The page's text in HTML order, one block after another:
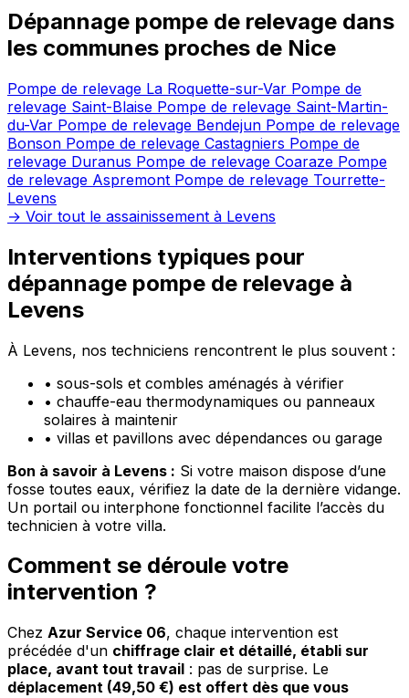
Dépannage pompe de relevage dans
les communes proches de Nice
Pompe de relevage La Roquette-sur-Var Pompe de
relevage Saint-Blaise Pompe de relevage Saint-Martin-
du-Var Pompe de relevage Bendejun Pompe de relevage
Bonson Pompe de relevage Castagniers Pompe de
relevage Duranus Pompe de relevage Coaraze Pompe
de relevage Aspremont Pompe de relevage Tourrette-
Levens
→ Voir tout le assainissement à Levens
Interventions typiques pour
dépannage pompe de relevage à
Levens
À Levens, nos techniciens rencontrent le plus souvent :
• sous-sols et combles aménagés à vérifier
• chauffe-eau thermodynamiques ou panneaux
solaires à maintenir
• villas et pavillons avec dépendances ou garage
Bon à savoir à Levens : Si votre maison dispose d’une
fosse toutes eaux, vérifiez la date de la dernière vidange.
Un portail ou interphone fonctionnel facilite l’accès du
technicien à votre villa.
Comment se déroule votre
intervention ?
Chez Azur Service 06, chaque intervention est
précédée d'un chiffrage clair et détaillé, établi sur
place, avant tout travail : pas de surprise. Le
déplacement (49,50 €) est offert dès que vous